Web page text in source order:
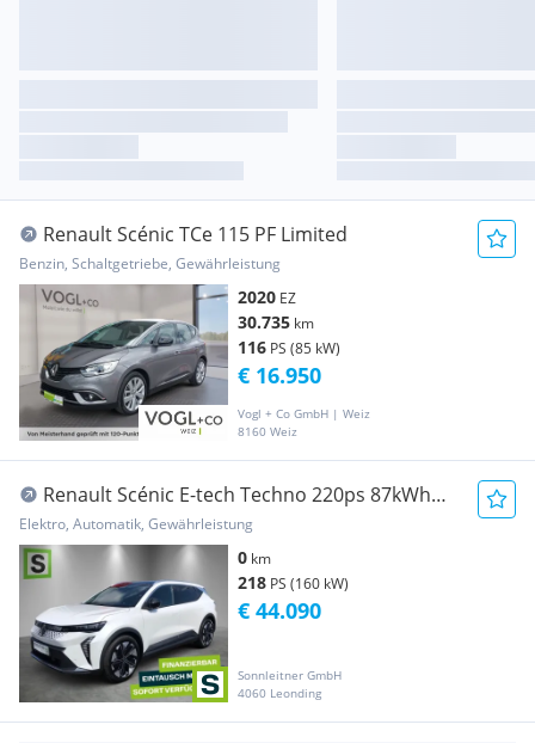
Renault Scénic TCe 115 PF Limited
Benzin, Schaltgetriebe, Gewährleistung
2020 EZ
30.735 km
116 PS (85 kW)
Vogl + Co GmbH | Weiz
8160 Weiz
€ 16.950
Renault Scénic E-tech Techno 220ps 87kWh
long range
Elektro, Automatik, Gewährleistung
0 km
218 PS (160 kW)
Sonnleitner GmbH
4060 Leonding
€ 44.090